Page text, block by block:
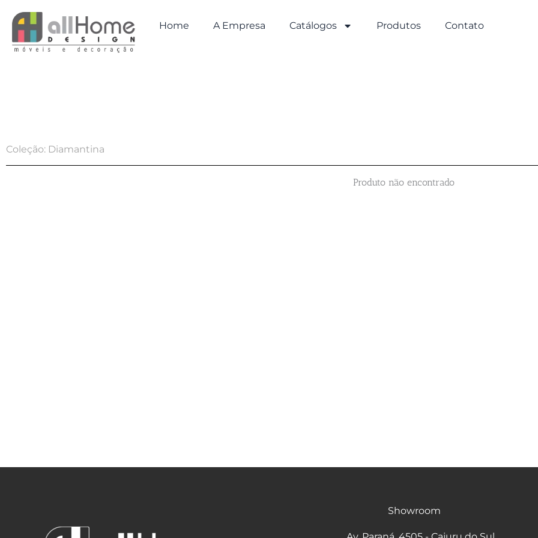
para
conteúdo
Home A Empresa Catálogos Produtos Contato
Coleção: Diamantina
Produto não encontrado
Showroom